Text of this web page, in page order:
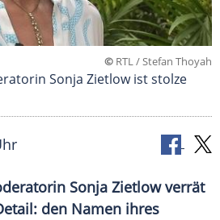
© RTL / Stefan Thoyah
Sonja Zietlow ist stolze
Sonja Zietlow verrät
den Namen ihres